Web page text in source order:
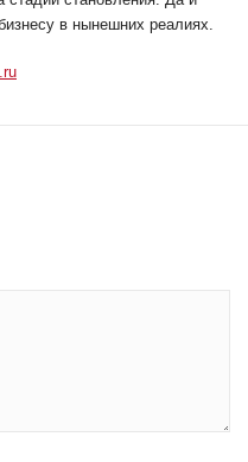
в нынешних реалиях.